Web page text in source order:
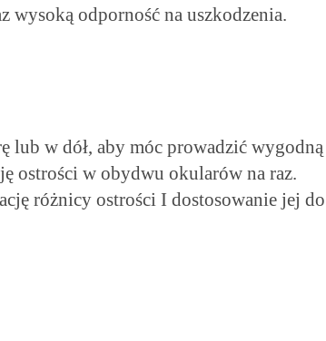
wysoką odporność na uszkodzenia.
lub w dół, aby móc prowadzić
ostrości w obydwu okularów na raz.
różnicy ostrości I dostosowanie jej